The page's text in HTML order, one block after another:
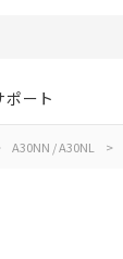
ポート
A30NN / A30NL >